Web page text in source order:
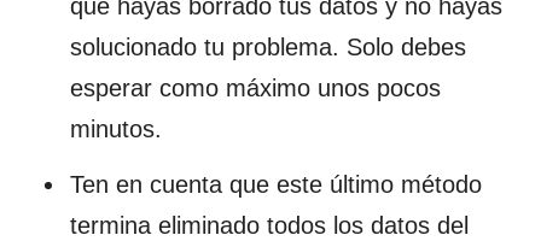
que hayas borrado tus datos y no hayas
solucionado tu problema. Solo debes
esperar como máximo unos pocos
minutos.
Ten en cuenta que este último método
termina eliminado todos los datos del